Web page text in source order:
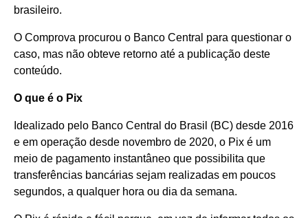
brasileiro.
O Comprova procurou o Banco Central para questionar o
caso, mas não obteve retorno até a publicação deste
conteúdo.
O que é o Pix
Idealizado pelo Banco Central do Brasil (BC) desde 2016
e em operação desde novembro de 2020, o Pix é um
meio de pagamento instantâneo que possibilita que
transferências bancárias sejam realizadas em poucos
segundos, a qualquer hora ou dia da semana.